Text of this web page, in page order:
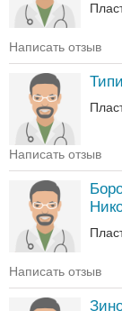
Написать отзыв
Написать отзыв
Написать отзыв